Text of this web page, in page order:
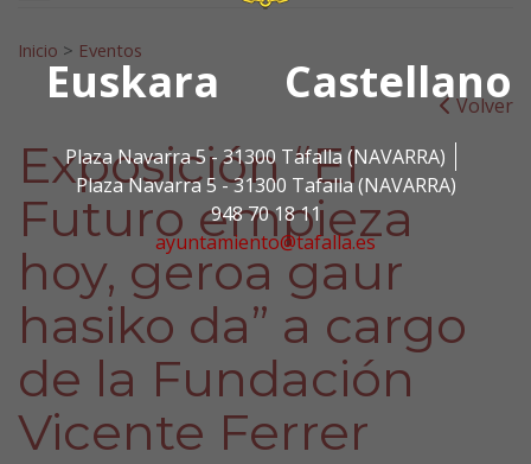
Euskara Castellano
Plaza Navarra 5 - 31300 Tafalla (NAVARRA)
Plaza Navarra 5 - 31300 Tafalla (NAVARRA)
948 70 18 11
ayuntamiento@tafalla.es
Search for:
Inicio > Eventos
Volver
Exposición “El
Futuro empieza
hoy, geroa gaur
hasiko da” a cargo
de la Fundación
Vicente Ferrer